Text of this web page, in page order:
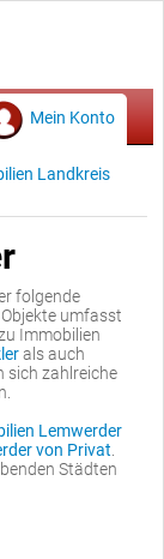
Mein Konto
Landkreis
folgende
umfasst
Immobilien
als auch
sich zahlreiche
Lemwerder
von Privat
Städten